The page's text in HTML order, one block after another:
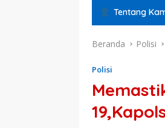
Tentang
Beranda Polisi
Polisi